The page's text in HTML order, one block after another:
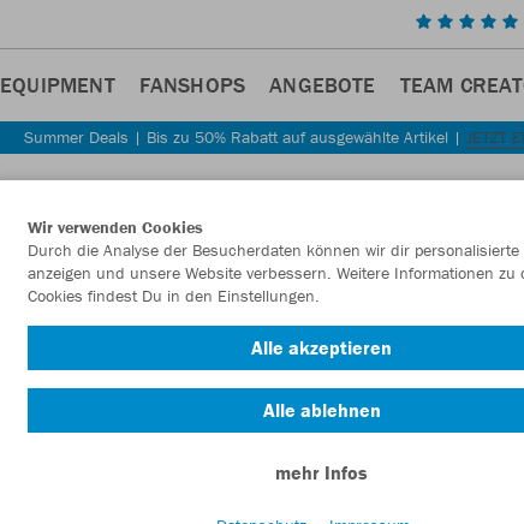
EQUIPMENT FANSHOPS ANGEBOTE TEAM
Summer Deals | Bis zu 50% Rabatt auf ausgewählte Artikel | JETZT
Lust
Wir verwenden Cookies
Durch die Analyse der Besucherdaten können wir dir personalisierte
anzeigen und unsere Website verbessern. Weitere Informationen zu
Cookies findest Du in den Einstellungen.
Alle akzeptieren
Alle ablehnen
mehr Infos